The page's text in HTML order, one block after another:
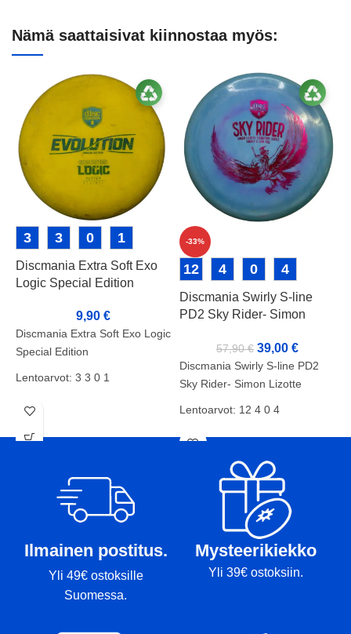
Nämä saattaisivat kiinnostaa myös:
3 3 0 1
Discmania Extra Soft Exo
Logic Special Edition
9,90€
Discmania Extra Soft Exo Logic
Special Edition
Lentoarvot: 3 3 0 1
Kunto: B+
-33%
12 4 0 4
Discmania Swirly S-line
PD2 Sky Rider- Simon
57,90€ 39,00 €
Discmania Swirly S-line PD2
Sky Rider- Simon Lizotte
Lentoarvot: 12 4 0 4
Kunto: B
Paino: 173g
Tussit: Pohja, Rimmi
Ilmainen postitus.
Yli 49€ ostoksille
Suomessa.
Mysteerikiekko
Yli 39€ ostoksiin.